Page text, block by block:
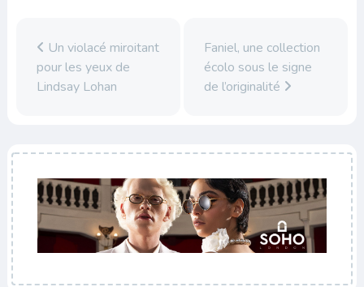
Un violacé miroitant
pour les yeux de
Lindsay Lohan
Faniel, une collection
écolo sous le signe
de l’originalité